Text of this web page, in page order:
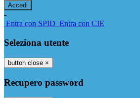
-
Entra con SPID Entra con CIE
Seleziona utente
button close ×
Recupero password